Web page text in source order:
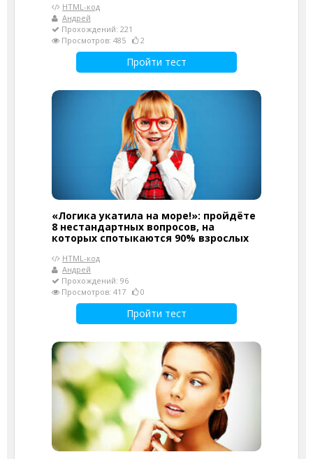
HTML-код
Андрей
Прохождений: 221
Просмотров: 485
2
Пройти тест
«Логика укатила на море!»: пройдёте
8 нестандартных вопросов, на
которых спотыкаются 90% взрослых
HTML-код
Андрей
Прохождений: 96
Просмотров: 417
0
Пройти тест